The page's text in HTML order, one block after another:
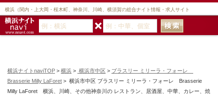
横浜（関内・上大岡・桜木町、神奈川、川崎、横須賀の総合ナイト情報・求人サイト
横浜ナイトnaviTOP > 横浜 > 横浜市中区 > ブラスリー ミリーラ・フォーレ
Brasserie Milly LaForet > 横浜市中区 ブラスリー ミリーラ・フォーレ Brasserie
Milly LaForet 横浜、川崎、その他神奈川の レストラン、居酒屋、中華、カレー、焼